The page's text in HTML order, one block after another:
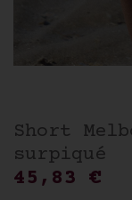
Short
surpiqué
45,83 €